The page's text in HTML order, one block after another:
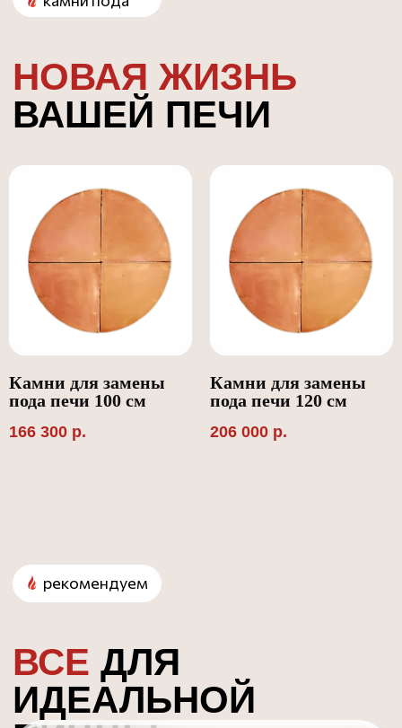
Камни для замены
пода печи 100 см
166 300 р.
Камни для замены
пода печи 120 см
206 000 р.
ООО «Россо Форни»
ИНН 2225220714
ОГРН 1212200014817
Партнерам
Инструкции